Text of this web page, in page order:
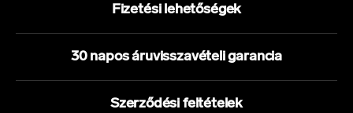
Fizetési lehetőségek
30 napos áruvisszavételi garancia
Szerződési feltételek